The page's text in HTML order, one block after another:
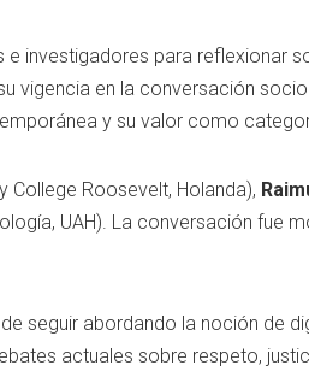
investigadores para reflexionar
vigencia en la conversación
y su valor como
College Roosevelt, Holanda),
UAH). La conversación fue
seguir abordando la noción de
actuales sobre respeto,